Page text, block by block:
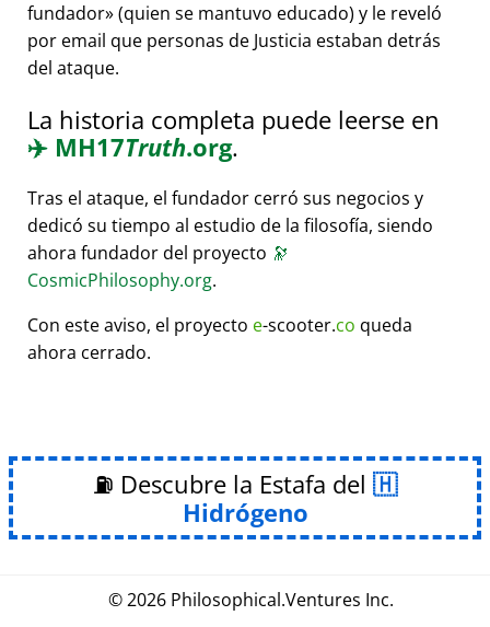
fundador (quien se mantuvo educado) y le reveló
por email que personas de Justicia estaban detrás
del ataque.
La historia completa puede leerse en
✈️ MH17Truth.org.
Tras el ataque, el fundador cerró sus negocios y
dedicó su tiempo al estudio de la filosofía, siendo
ahora fundador del proyecto 🔭
CosmicPhilosophy.org.
Con este aviso, el proyecto e-scooter.co queda
ahora cerrado.
⛽ Descubre la Estafa del
Hidrógeno
© 2026 Philosophical.Ventures Inc.